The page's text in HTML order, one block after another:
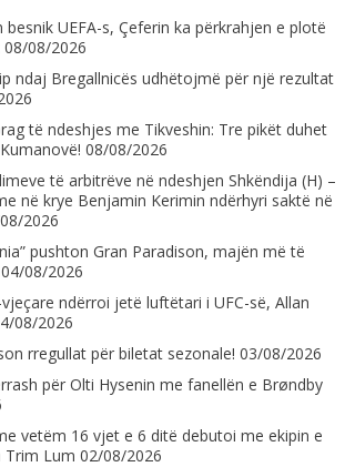
besnik UEFA-s, Çeferin ka përkrahjen e plotë
08/08/2026
ndaj Bregallnicës udhëtojmë për një rezultat
të ndeshjes me Tikveshin: Tre pikët duhet
08/08/2026
të arbitrëve në ndeshjen Shkëndija (H) –
në krye Benjamin Kerimin ndërhyri saktë në
2026
pushton Gran Paradison, majën më të
04/08/2026
ndërroi jetë luftëtari i UFC-së, Allan
08/2026
rregullat për biletat sezonale! 03/08/2026
për Olti Hysenin me fanellën e Brøndby
vetëm 16 vjet e 6 ditë debutoi me ekipin e
Trim Lum 02/08/2026